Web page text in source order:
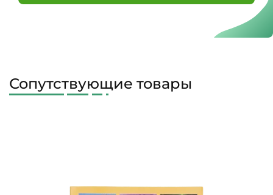
Сопутствующие товары